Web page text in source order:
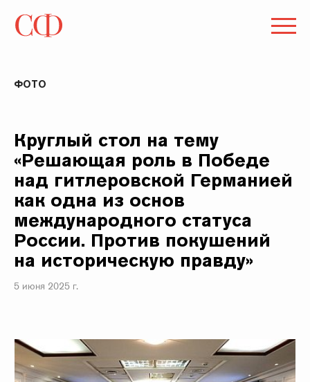
ФОТО
Круглый стол на тему
«Решающая роль в Победе
над гитлеровской Германией
как одна из основ
международного статуса
России. Против покушений
на историческую правду»
5 июня 2025 г.